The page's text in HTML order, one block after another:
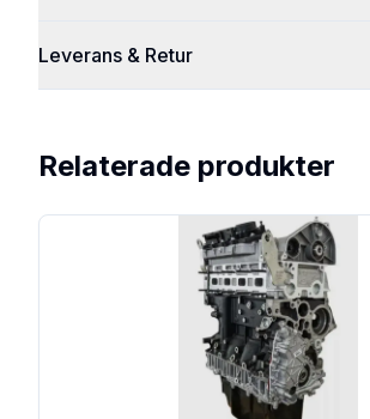
Leverans & Retur
Relaterade produkter